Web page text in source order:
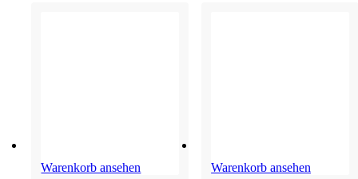
Warenkorb ansehen Warenkorb ansehen